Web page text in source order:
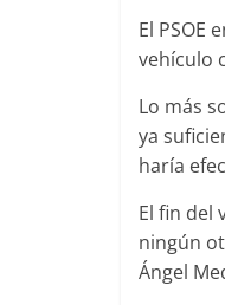
El PSOE
vehículo
Lo más
ya
haría
El fin del
ningún
Ángel